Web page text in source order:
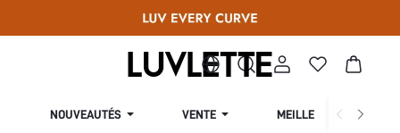
NOUVEAUTÉS VENTE MEILLEURES VENTES